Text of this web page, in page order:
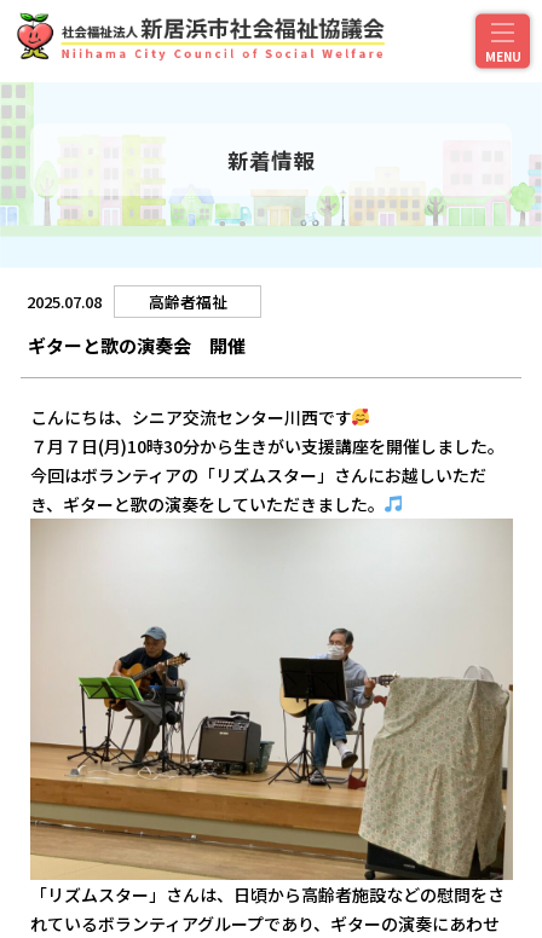
新着情報
2025.07.08 高齢者福祉
ギターと歌の演奏会 開催
こんにちは、シニア交流センター川西です
７月７日(月)10時30分から生きがい支援講座を開催しました。
今回はボランティアの「リズムスター」さんにお越しいただ
き、ギターと歌の演奏をしていただきました。
「リズムスター」さんは、日頃から高齢者施設などの慰問をさ
れているボランティアグループであり、ギターの演奏にあわせ